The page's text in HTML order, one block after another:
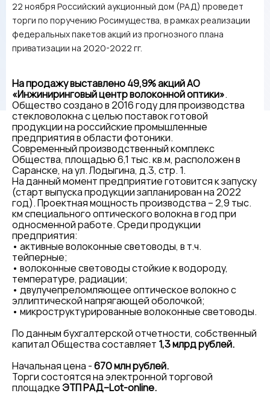
22 ноября Российский аукционный дом (РАД) проведет
торги по поручению Росимущества, в рамках реализации
федеральных пакетов акций из прогнозного плана
приватизации на 2020-2022 гг.
На продажу выставлено 49,9% акций АО
«Инжиниринговый центр волоконной оптики».
Общество создано в 2016 году для производства
стекловолокна с целью поставок готовой
продукции на российские промышленные
предприятия в области фотоники.
Современный производственный комплекс
Общества, площадью 6,1 тыс. кв.м, расположен в
Саранске, на ул. Лодыгина, д.3, стр. 1.
На данный момент предприятие готовится к запуску
(старт выпуска продукции запланирован на 2022
год). Проектная мощность производства – 2,9 тыс.
км специального оптического волокна в год при
односменной работе. Среди продукции
предприятия:
• активные волоконные световоды, в т.ч.
тейперные;
• волоконные световоды стойкие к водороду,
температуре, радиации;
• двулучепреломляющее оптическое волокно с
эллиптической напрягающей оболочкой;
• микроструктурированные волоконные световоды.
По данным бухгалтерской отчетности, собственный
капитал Общества составляет 1,3 млрд рублей.
Начальная цена -670 млн рублей.
Торги состоятся на электронной торговой
площадкеЭТП РАД–Lot-online.